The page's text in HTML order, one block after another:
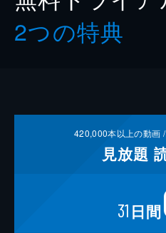
2つの特典
420,000本以上の動画 /
見放題
31 日間